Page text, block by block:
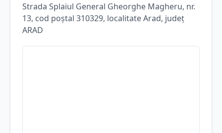
Strada Splaiul General Gheorghe Magheru, nr.
13, cod poștal 310329, localitateArad, județ
ARAD